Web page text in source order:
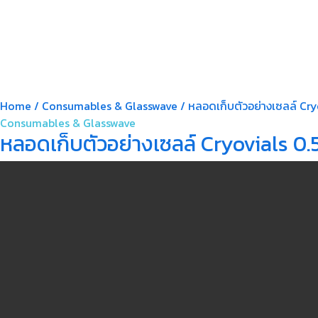
Home / Consumables & Glasswave / หลอดเก็บตัวอย่างเซลล์
Consumables & Glasswave
หลอดเก็บตัวอย่างเซลล์ Cryovials